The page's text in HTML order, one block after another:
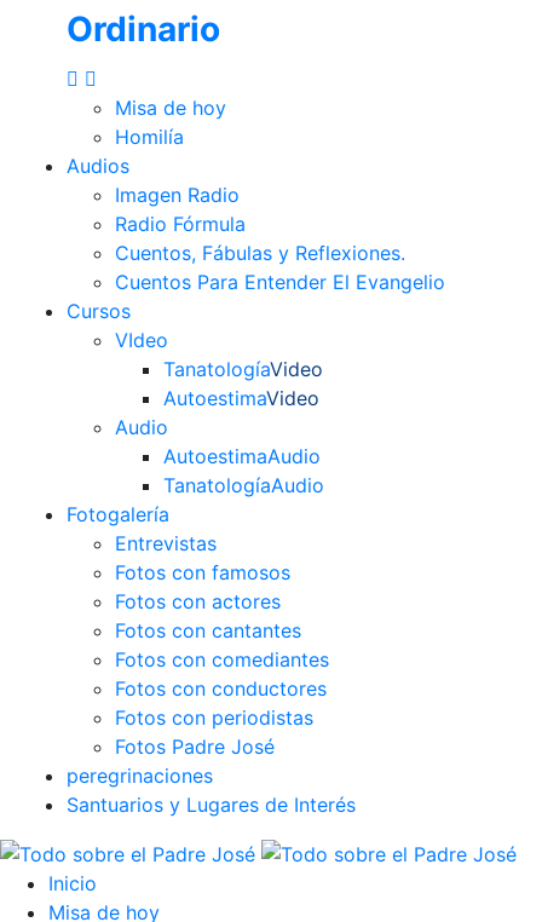
Ordinario
Misa de hoy
Homilía
Audios
Imagen Radio
Radio Fórmula
Cuentos, Fábulas y Reflexiones.
Cuentos Para Entender El Evangelio
Cursos
VIdeo
TanatologíaVideo
AutoestimaVideo
Audio
AutoestimaAudio
TanatologíaAudio
Fotogalería
Entrevistas
Fotos con famosos
Fotos con actores
Fotos con cantantes
Fotos con comediantes
Fotos con conductores
Fotos con periodistas
Fotos Padre José
peregrinaciones
Santuarios y Lugares de Interés
Inicio
Misa de hoy